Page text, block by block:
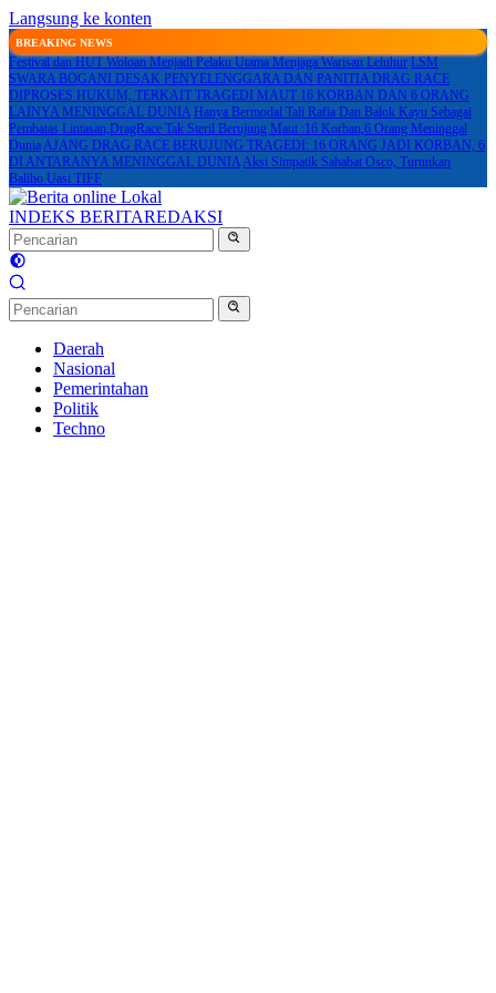
Langsung ke konten
BREAKING NEWS
Festival dan HUT Woloan Menjadi Pelaku Utama Menjaga Warisan Leluhur LSM
SWARA BOGANI DESAK PENYELENGGARA DAN PANITIA DRAG RACE
DIPROSES HUKUM, TERKAIT TRAGEDI MAUT 16 KORBAN DAN 6 ORANG
LAINYA MENINGGAL DUNIA Hanya Bermodal Tali Rafia Dan Balok Kayu Sebagai
Pembatas Lintasan,DragRace Tak Steril Berujung Maut :16 Korban,6 Orang Meninggal
DuniaAJANG DRAG RACE BERUJUNG TRAGEDI: 16 ORANG JADI KORBAN, 6
DI ANTARANYA MENINGGAL DUNIAAksi Simpatik Sahabat Osco, Turunkan
Baliho Uasi TIFF
INDEKS BERITAREDAKSI
Daerah
Nasional
Pemerintahan
Politik
Techno